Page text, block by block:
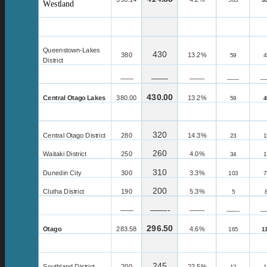
Westland
Queenstown-Lakes
District
380 430 13.2% 59
—— —— ——- ——
Central OtagoLakes 380.00 430.00 13.2% 59
CentralOtago District 280 320 14.3% 23
Waitaki District 250 260 4.0% 34
Dunedin City 300 310 3.3% 103
Clutha District 190 200 5.3% 5
—— ——- ——- ——-
Otago 283.58 296.50 4.6% 165